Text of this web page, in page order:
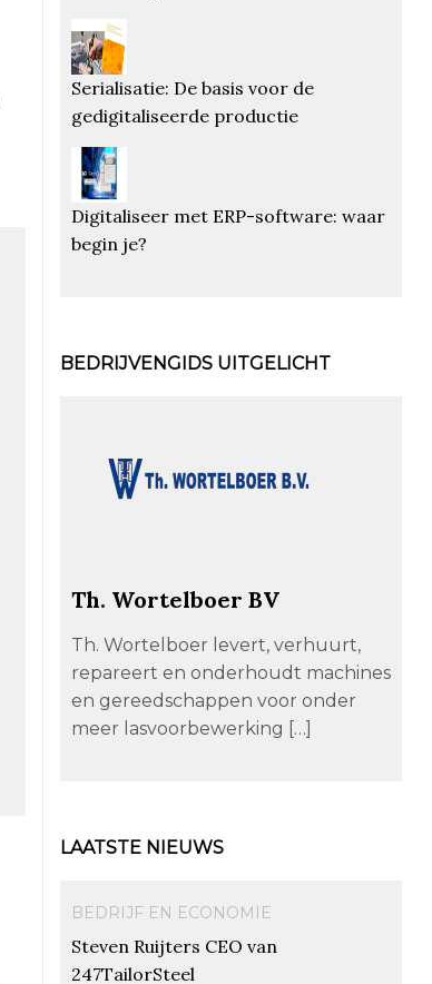
Serialisatie: De basis voor de
gedigitaliseerde productie
Digitaliseer met ERP-software: waar
begin je?
BEDRIJVENGIDS UITGELICHT
Th. Wortelboer BV
Th. Wortelboer levert, verhuurt,
repareert en onderhoudt machines
en gereedschappen voor onder
meer lasvoorbewerking […]
LAATSTE NIEUWS
BEDRIJF EN ECONOMIE
Steven Ruijters CEO van
247TailorSteel